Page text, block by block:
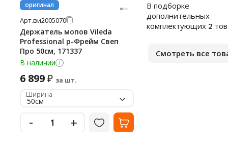
оригинал
Арт.ви2005070
Держатель мопов Vileda
Professional р-Фрейм Свеп
Про 50см, 171337
В наличии
6 899₽ за шт.
Ширина
50см
- +
В подборке
дополнительных
комплектующих 2
Смотреть все